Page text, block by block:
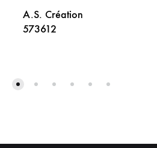
A.S. Création
573612